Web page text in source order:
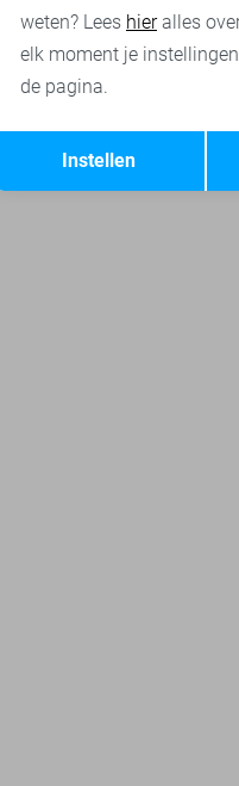
Terug
weten? Lees hieralles
elk moment je
de pagina.
Instellen